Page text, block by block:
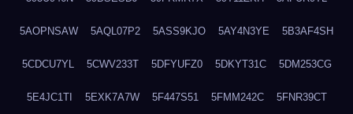
5AOPNSAW 5AQL07P2 5ASS9KJO 5AY4N3YE 5B3AF4SH
5CDCU7YL 5CWV233T 5DFYUFZ0 5DKYT31C 5DM253CG
5E4JC1TI 5EXK7A7W 5F447S51 5FMM242C 5FNR39CT